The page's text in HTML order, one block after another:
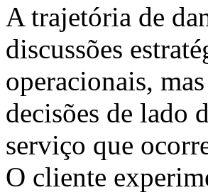
A trajetória de
discussões
operacionais,
decisões de lado
serviço que
O cliente